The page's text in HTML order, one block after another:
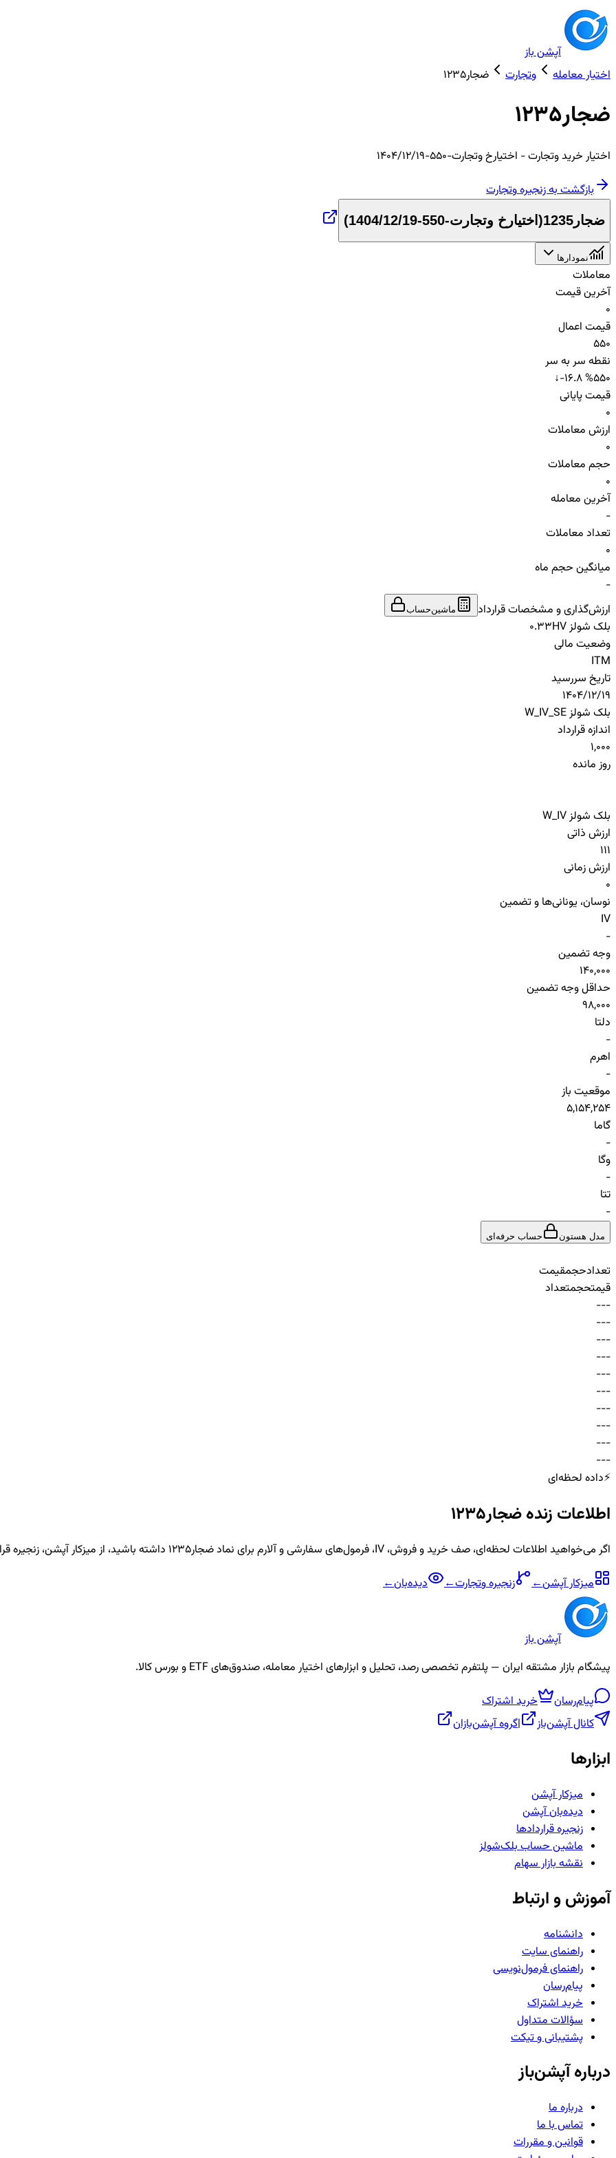
آپشن باز
اختیار معامله
وتجارت ضجار1235
ضجار1235
اختیار خریدوتجارت- اختیارخ وتجارت-550-1404/12/19
بازگشت به زنجیرهوتجارت
ضجار1235 ( اختیارخ وتجارت-550-1404/12/19 )
نمودارها
معاملات
آخرین قیمت
0
قیمت اعمال
550
نقطه سر به سر
550
↓-16.8 %
قیمت پایانی
0
ارزش معاملات
0
حجم معاملات
0
آخرین معامله
-
تعداد معاملات
0
میانگین حجم ماه
-
ارزش‌گذاری و مشخصات قرارداد
ماشین‌حساب
بلک شولز HV
0.33
وضعیت مالی
ITM
تاریخ سررسید
1404/12/19
بلک شولز W_IV_SE
اندازه قرارداد
1,000
روز مانده
بلک شولز W_IV
ارزش ذاتی
111
ارزش زمانی
0
نوسان، یونانی‌ها و تضمین
IV
-
وجه تضمین
140,000
حداقل وجه تضمین
98,000
دلتا
-
اهرم
-
موقعیت باز
5,154,254
گاما
-
وگا
-
تتا
-
مدل هستون حساب حرفه‌ای
تعدادحجمقیمت
قیمتحجمتعداد
-
-
-
-
-
-
-
-
-
-
-
-
-
-
-
-
-
-
-
-
-
-
-
-
-
-
-
-
-
-
⚡داده لحظه‌ای
اطلاعات زندهضجار1235
اگر می‌خواهید اطلاعات لحظه‌ای، صف خرید و فروش، IV، فرمول‌های سفارشی و آلارم برای نماد ضجار1235
داشته باشید، از میزکار آپشن، زنجیره
میزکار آپشن← زنجیرهوتجارت← دیده‌بان←
آپشن باز
پیشگام بازار مشتقه ایران — پلتفرم تخصصی رصد، تحلیل و ابزارهای اختیار معامله، صندوق‌های ETF و بورس کالا.
پیام‌رسان
خرید اشتراک
کانال آپشن‌باز
|گروه آپشن‌بازان
ابزارها
میزکار آپشن
دیده‌بان آپشن
زنجیره قراردادها
ماشین حساب بلک‌شولز
نقشه بازار سهام
آموزش و ارتباط
دانشنامه
راهنمای سایت
راهنمای فرمول‌نویسی
پیام‌رسان
خرید اشتراک
سؤالات متداول
پشتیبانی و تیکت
درباره آپشن‌باز
درباره ما
تماس با ما
قوانین و مقررات